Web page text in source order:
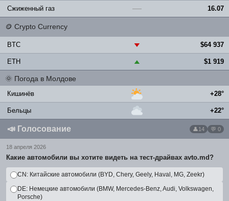
Сжиженный газ — 16.07
🪙 Crypto Currency
BTC ▼ $64 937
ETH ▲ $1 919
🌞 Погода в Молдове
Кишинёв +28°
Бельцы +22°
📣 Голосование 14 💬 0
18 апреля 2026
Какие автомобили вы хотите видеть на тест-драйвах avto.md?
CN: Китайские автомобили (BYD, Chery, Geely, Haval, MG, Zeekr)
DE: Немецкие автомобили (BMW, Mercedes-Benz, Audi, Volkswagen,
Porsche)